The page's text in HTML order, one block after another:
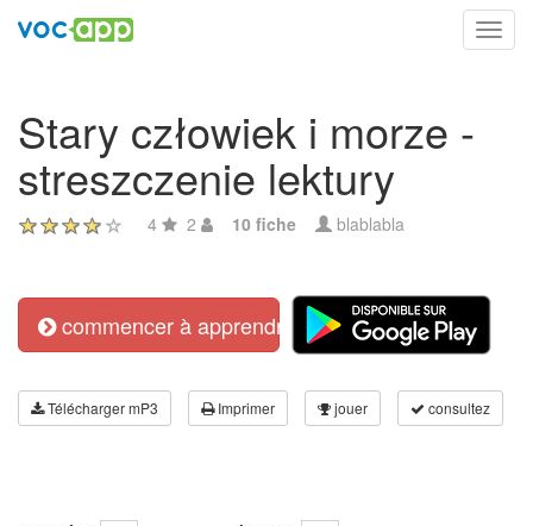
Stary człowiek i morze -
streszczenie lektury
4 2 10 fiche blablabla
commencer à apprendre
Télécharger mP3 Imprimer jouer consultez